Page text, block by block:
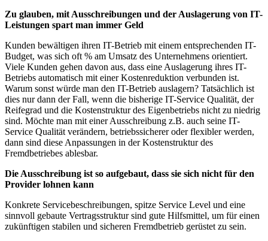
Zu glauben, mit Ausschreibungen und der Auslagerung von IT-
Leistungen spart man immer Geld
Kunden bewältigen ihren IT-Betrieb mit einem entsprechenden IT-
Budget, was sich oft % am Umsatz des Unternehmens orientiert.
Viele Kunden gehen davon aus, dass eine Auslagerung ihres IT-
Betriebs automatisch mit einer Kostenreduktion verbunden ist.
Warum sonst würde man den IT-Betrieb auslagern? Tatsächlich ist
dies nur dann der Fall, wenn die bisherige IT-Service Qualität, der
Reifegrad und die Kostenstruktur des Eigenbetriebs nicht zu niedrig
sind. Möchte man mit einer Ausschreibung z.B. auch seine IT-
Service Qualität verändern, betriebssicherer oder flexibler werden,
dann sind diese Anpassungen in der Kostenstruktur des
Fremdbetriebes ablesbar.
Die Ausschreibung ist so aufgebaut, dass sie sich nicht für den
Provider lohnen kann
Konkrete Servicebeschreibungen, spitze Service Level und eine
sinnvoll gebaute Vertragsstruktur sind gute Hilfsmittel, um für einen
zukünftigen stabilen und sicheren Fremdbetrieb gerüstet zu sein.